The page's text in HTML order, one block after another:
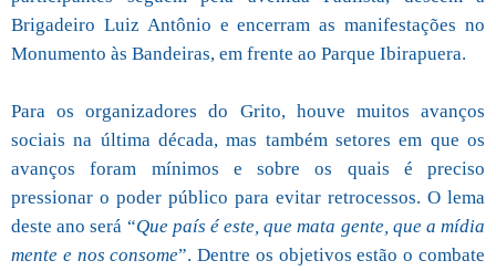
Brigadeiro Luiz Antônio e encerram as manifestações no
Monumento às Bandeiras, em frente ao Parque Ibirapuera.
Para os organizadores do Grito, houve muitos avanços
sociais na última década, mas também setores em que os
avanços foram mínimos e sobre os quais é preciso
pressionar o poder público para evitar retrocessos. O lema
deste ano será “Que país é este, que mata gente, que a mídia
mente e nos consome”. Dentre os objetivos estão o combate